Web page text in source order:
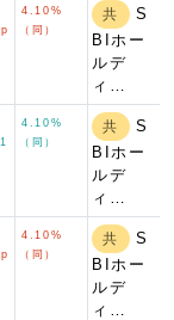
4.10%
（同）
共
S
BIホー
ルデ
ィ…
4.10%
（同）
共
S
BIホー
ルデ
ィ…
4.10%
（同）
共
S
BIホー
ルデ
ィ…